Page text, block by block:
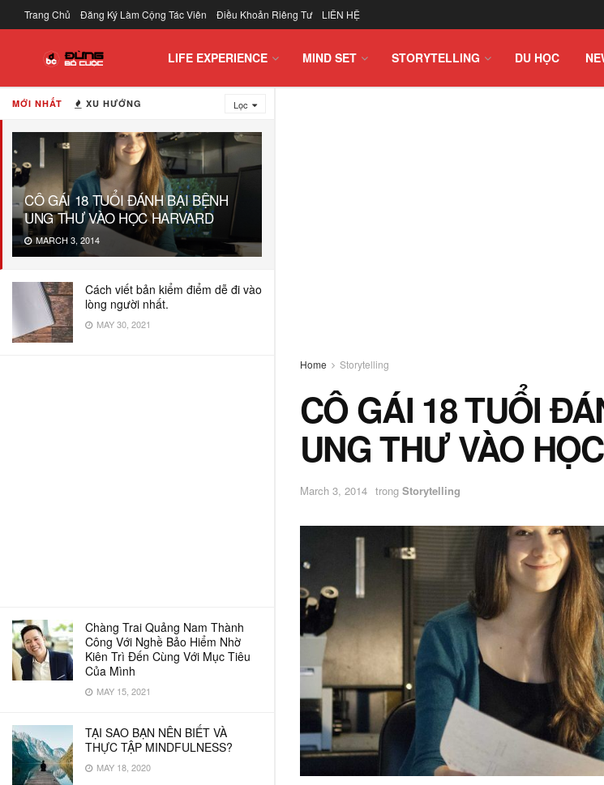
MỚI NHẤT XU HƯỚNG Lọc
CÔ GÁI 18 TUỔI ĐÁNH BẠI BỆNH
UNG THƯ VÀO HỌC HARVARD
MARCH 3, 2014
Cách viết bản kiểm điểm dễ đi vào
lòng người nhất.
MAY 30, 2021
Chàng Trai Quảng Nam Thành
Công Với Nghề Bảo Hiểm Nhờ
Kiên Trì Đến Cùng Với Mục Tiêu
Của Mình
MAY 15, 2021
TẠI SAO BẠN NÊN BIẾT VÀ
THỰC TẬP MINDFULNESS?
MAY 18, 2020
Trang Chủ Đăng Ký Làm Cộng Tác Viên Điều Khoản Riêng Tư LIÊN HỆ
LIFE EXPERIENCE MIND SET STORYTELLING DU HỌC
Home Storytelling
CÔ GÁI 18 TUỔI
UNG THƯ VÀO
March 3, 2014 trong Storytelling